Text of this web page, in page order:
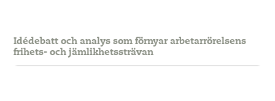
Idédebatt och analys som förnyar arbetarrörelsens
frihets- och jämlikhetssträvan